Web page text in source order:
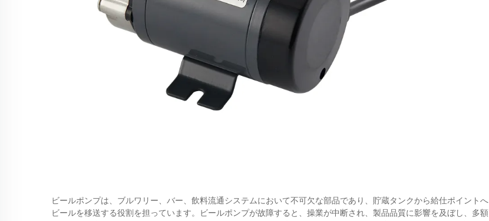
ビールポンプは、ブルワリー、バー、飲料流通システムにおいて不可欠な部品であり、貯蔵タンクから給仕ポイントへ
ビールを移送する役割を担っています。ビールポンプが故障すると、操業が中断され、製品品質に影響を及ぼし、多額